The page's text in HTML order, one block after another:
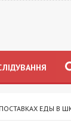
ЕДЫ В